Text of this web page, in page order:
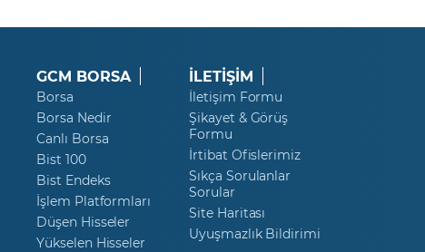
GCM BORSA
Borsa
Borsa Nedir
Canlı Borsa
Bist 100
Bist Endeks
İşlem Platformları
Düşen Hisseler
Yükselen Hisseler
İLETİŞİM
İletişim Formu
Şikayet & Görüş
Formu
İrtibat Ofislerimiz
Sıkça Sorulanlar
Sorular
Site Haritası
Uyuşmazlık Bildirimi